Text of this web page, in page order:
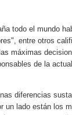
todo el mundo
entre otros
máximas
de la
diferencias
un lado están los